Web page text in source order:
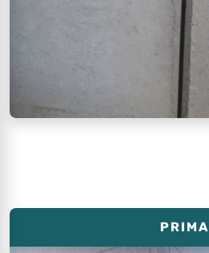
PRIMA